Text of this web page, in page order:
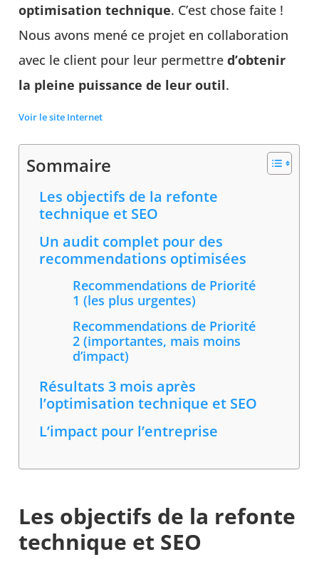
optimisation technique. C’est chose faite !
Nous avons mené ce projet en collaboration
avec le client pour leur permettred’obtenir
la pleine puissance de leur outil.
Voir le site Internet
Sommaire
Les objectifs de la refonte
technique et SEO
Un audit complet pour des
recommendations optimisées
Recommendations de Priorité
1 (les plus urgentes)
Recommendations de Priorité
2 (importantes, mais moins
d’impact)
Résultats 3 mois après
l’optimisation technique et SEO
L’impact pour l’entreprise
Les objectifs de la refonte
technique et SEO